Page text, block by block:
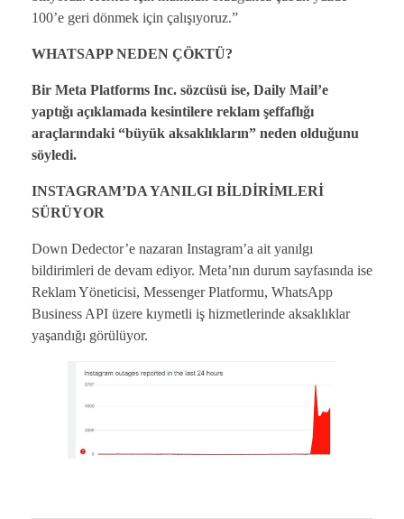
100’e geri dönmek için çalışıyoruz.”
WHATSAPP NEDEN ÇÖKTÜ?
Bir Meta Platforms Inc. sözcüsü ise, Daily Mail’e
yaptığı açıklamada kesintilere reklam şeffaflığı
araçlarındaki “büyük aksaklıkların” neden olduğunu
söyledi.
INSTAGRAM’DA YANILGI BİLDİRİMLERİ
SÜRÜYOR
Down Dedector’e nazaran Instagram’a ait yanılgı
bildirimleri de devam ediyor. Meta’nın durum sayfasında ise
Reklam Yöneticisi, Messenger Platformu, WhatsApp
Business API üzere kıymetli iş hizmetlerinde aksaklıklar
yaşandığı görülüyor.